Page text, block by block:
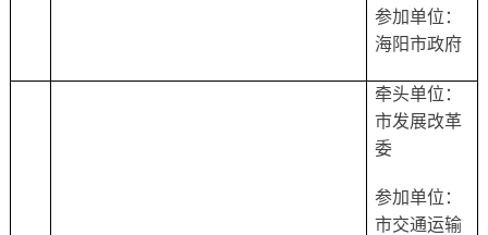
参加单位：
海阳市政府
牵头单位：
市发展改革
委
参加单位：
市交通运输